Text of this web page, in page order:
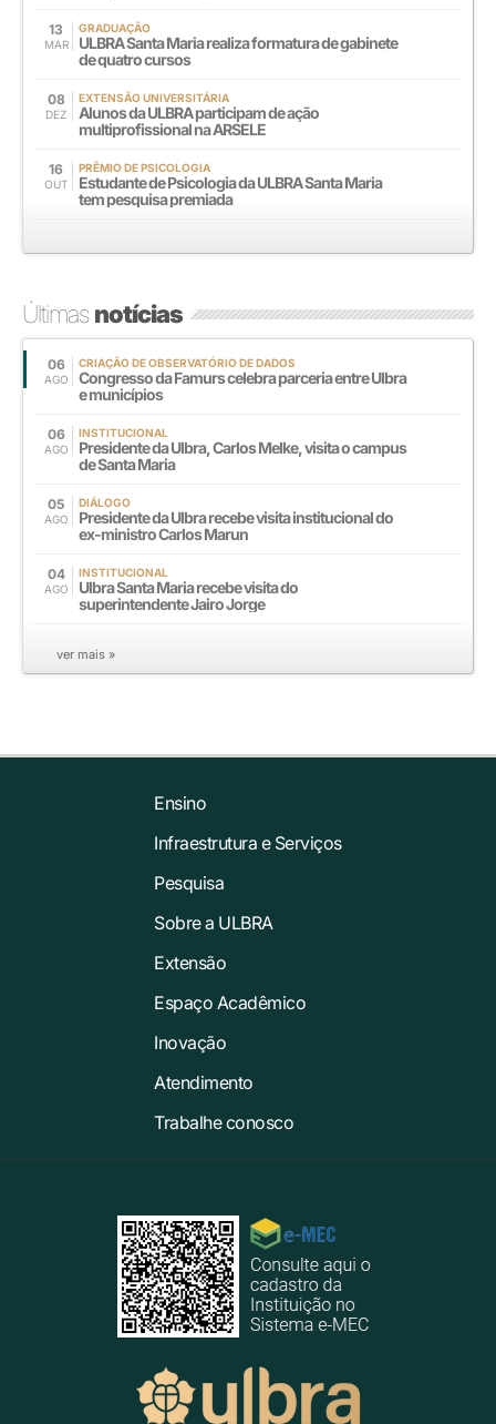
13
MAR
GRADUAÇÃO
ULBRA Santa Maria realiza formatura de gabinete
de quatro cursos
08
DEZ
EXTENSÃO UNIVERSITÁRIA
Alunos da ULBRA participam de ação
multiprofissional na ARSELE
16
OUT
PRÊMIO DE PSICOLOGIA
Estudante de Psicologia da ULBRA Santa Maria
tem pesquisa premiada
Últimasnotícias
06
AGO
CRIAÇÃO DE OBSERVATÓRIO DE DADOS
Congresso da Famurs celebra parceria entre Ulbra
e municípios
06
AGO
INSTITUCIONAL
Presidente da Ulbra, Carlos Melke, visita o campus
de Santa Maria
05
AGO
DIÁLOGO
Presidente da Ulbra recebe visita institucional do
ex-ministro Carlos Marun
04
AGO
INSTITUCIONAL
Ulbra Santa Maria recebe visita do
superintendente Jairo Jorge
ver mais »
Ensino
Infraestrutura e Serviços
Pesquisa
Sobre a ULBRA
Extensão
Espaço Acadêmico
Inovação
Atendimento
Trabalhe conosco